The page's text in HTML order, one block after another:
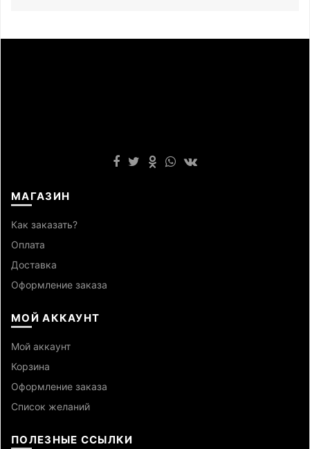
МАГАЗИН
Как заказать?
Оплата
Доставка
Оформление заказа
МОЙ АККАУНТ
Мой аккаунт
Корзина
Оформление заказа
Список желаний
ПОЛЕЗНЫЕ ССЫЛКИ